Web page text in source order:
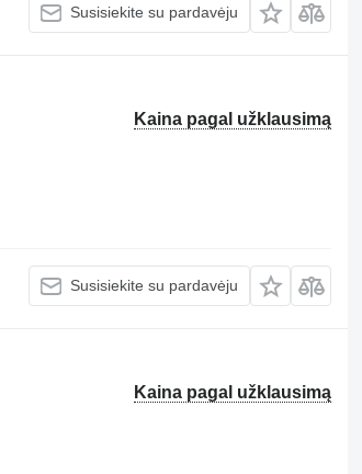
Susisiekite su pardavėju
Kaina pagal užklausimą
Susisiekite su pardavėju
Kaina pagal užklausimą